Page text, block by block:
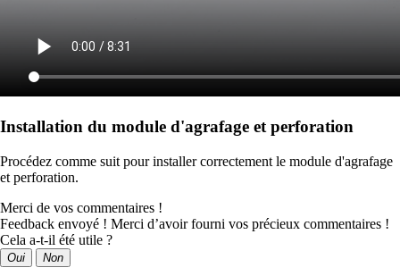
Installation du module d'agrafage et perforation
Procédez comme suit pour installer correctement le module d'agrafage
et perforation.
Merci de vos commentaires !
Feedback envoyé ! Merci d’avoir fourni vos précieux commentaires !
Cela a-t-il été utile ?
Oui Non